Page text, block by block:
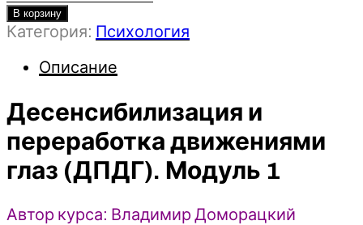
товара
Десенсибилизация
переработка
глаз
(ДПДГ).
Модуль
1
Владимир
В корзину
Категория: Психология
Описание
Десенсибилизация и
переработка движениями
глаз (ДПДГ). Модуль 1
Автор курса: Владимир Доморацкий